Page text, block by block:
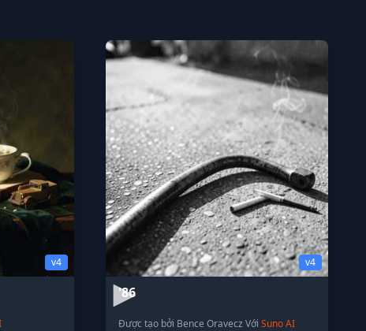
v4 v4
'86
Được tạo bởi Bence Oravecz Với Suno AI